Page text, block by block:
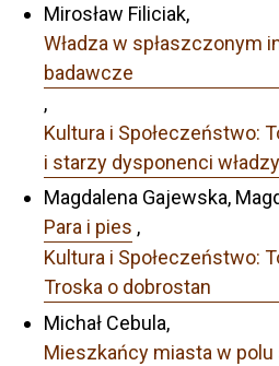
Mirosław Filiciak,
Władza w spłaszczonym
badawcze
,
Kultura i Społeczeństwo:
i starzy dysponenci
Magdalena Gajewska,
Para i pies ,
Kultura i Społeczeństwo:
Troska o dobrostan
Michał Cebula,
Mieszkańcy miasta w